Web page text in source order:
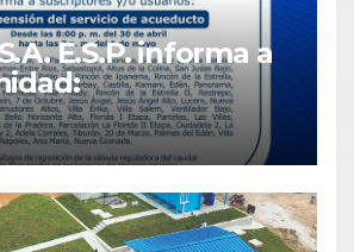
E.S.P. informa a